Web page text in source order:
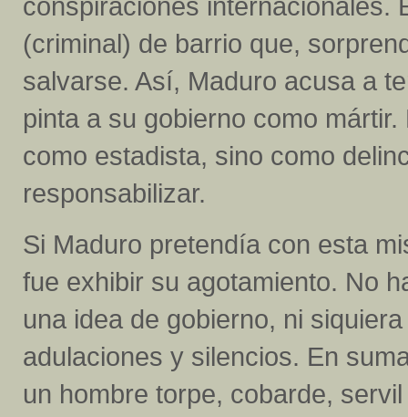
conspiraciones internacionales.
(criminal) de barrio que,
salvarse. Así, Maduro acusa a
pinta a su gobierno como
como estadista, sino como
responsabilizar.
Si Maduro pretendía con esta
fue exhibir su agotamiento. No
una idea de gobierno, ni
adulaciones y silencios. En
un hombre torpe, cobarde,